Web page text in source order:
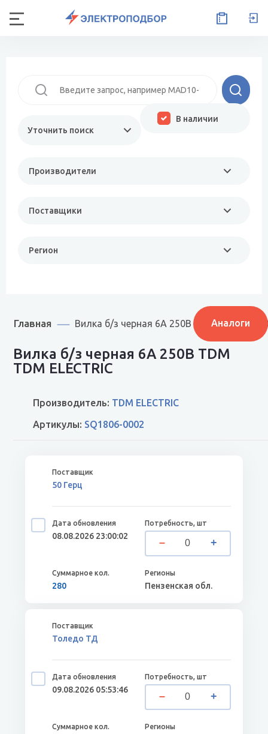
Уточнить поиск
Производители
Поставщики
Регион
В наличии
Главная Вилка б/з черная 6А 250В TDM SQ1806-
Аналоги
Вилка б/з черная 6А 250В TDM
TDM ELECTRIC
Производитель: TDM ELECTRIC
Артикулы: SQ1806-0002
50 Герц
08.08.2026 23:00:02
280 Пензенская обл.
Толедо ТД
09.08.2026 05:53:46